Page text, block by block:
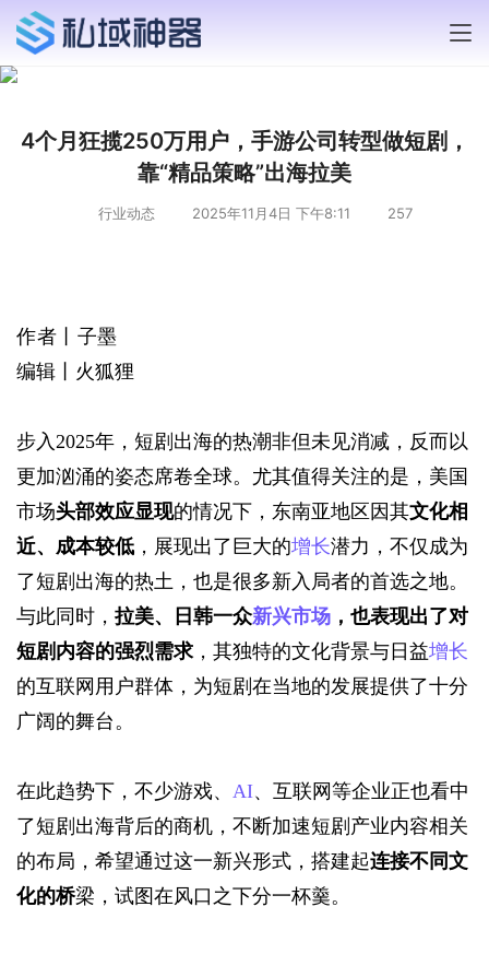
4个月狂揽250万用户，手游公司转型做短剧，
靠“精品策略”出海拉美
行业动态 2025年11月4日 下午8:11 257
作者丨子墨
编辑丨火狐狸
步入2025年，短剧出海的热潮非但未见消减，反而以
更加汹涌的姿态席卷全球。尤其值得关注的是，美国
市场头部效应显现的情况下，东南亚地区因其文化相
近、 成本较低 ，展现出了巨大的增长潜力，不仅成为
了短剧出海的热土，也是很多新入局者的首选之地。
与此同时， 拉美、 日韩一众新兴市场 ，也表现出了对
短剧内容的强烈需求，其独特的文化背景与日益增长
的互联网用户群体，为短剧在当地的发展提供了十分
广阔的舞台。
在此趋势下，不少游戏、 AI、互联网等企业正也看中
了短剧出海背后的商机，不断加速短剧产业内容相关
的布局，希望通过这一新兴形式，搭建起连接不同文
化的桥梁，试图在风口之下分一杯羹。